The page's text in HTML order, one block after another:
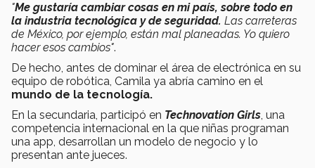
"Me gustaría cambiar cosas en mi país, sobre todo en
la industria tecnológica y de seguridad. Las carreteras
de México, por ejemplo, están mal planeadas. Yo quiero
hacer esos cambios".
De hecho, antes de dominar el área de electrónica en su
equipo de robótica, Camila ya abría camino en el
mundo de la tecnología.
En la secundaria, participó en Technovation Girls, una
competencia internacional en la que niñas programan
una app, desarrollan un modelo de negocio y lo
presentan ante jueces.